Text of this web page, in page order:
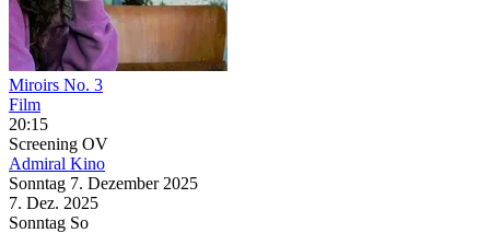
Miroirs No. 3
Film
20:15
Screening OV
Admiral Kino
Sonntag 7. Dezember 2025
7. Dez. 2025
Sonntag So